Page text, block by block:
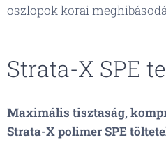
oszlopok korai
Strata-X SPE
Maximális tisztaság,
Strata-X polimer SPE